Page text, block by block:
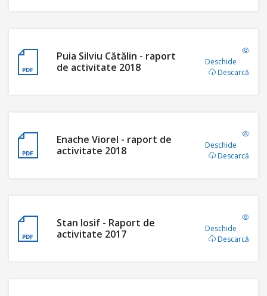
Puia Silviu Cătălin - raport
de activitate 2018
Deschide
Descarcă
Enache Viorel - raport de
activitate 2018
Deschide
Descarcă
Stan Iosif - Raport de
activitate 2017
Deschide
Descarcă